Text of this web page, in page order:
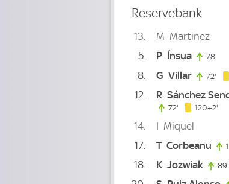
Reservebank
13 M Martinez
5
P Ínsua 78'
8 G Villar 72'
12 R Sánchez
72' 72. minute
120+2'
14 I Miquel
17
T Corbeanu
18 K Jozwiak 89'